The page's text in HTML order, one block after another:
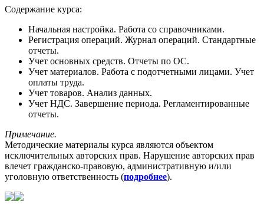
Содержание курса:
Начальная настройка. Работа со справочниками.
Регистрация операций. Журнал операций. Стандартные
отчеты.
Учет основных средств. Отчеты по ОС.
Учет материалов. Работа с подотчетными лицами. Учет
оплаты труда.
Учет товаров. Анализ данных.
Учет НДС. Завершение периода. Регламентированные
отчеты.
Примечание.
Методические материалы курса являются объектом
исключительных авторских прав. Нарушение авторских прав
влечет гражданско-правовую, административную и/или
уголовную ответственность (подробнее).